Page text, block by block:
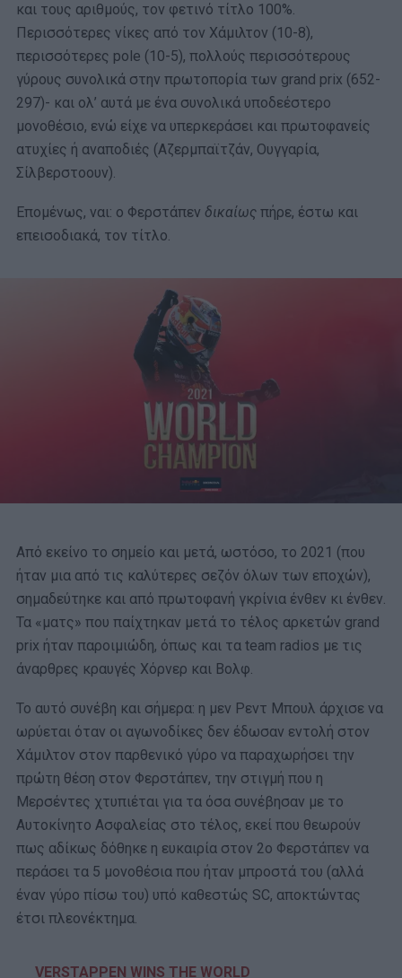
και τους αριθμούς, τον φετινό τίτλο 100%.
Περισσότερες νίκες από τον Χάμιλτον (10-8),
περισσότερες pole (10-5), πολλούς περισσότερους
γύρους συνολικά στην πρωτοπορία των grand prix (652-
297)- και ολ’ αυτά με ένα συνολικά υποδεέστερο
μονοθέσιο, ενώ είχε να υπερκεράσει και πρωτοφανείς
ατυχίες ή αναποδιές (Αζερμπαϊτζάν, Ουγγαρία,
Σίλβερστοουν).
Επομένως, ναι: ο Φερστάπεν δικαίως πήρε, έστω και
επεισοδιακά, τον τίτλο.
Από εκείνο το σημείο και μετά, ωστόσο, το 2021 (που
ήταν μια από τις καλύτερες σεζόν όλων των εποχών),
σημαδεύτηκε και από πρωτοφανή γκρίνια ένθεν κι ένθεν.
Τα «ματς» που παίχτηκαν μετά το τέλος αρκετών grand
prix ήταν παροιμιώδη, όπως και τα team radios με τις
άναρθρες κραυγές Χόρνερ και Βολφ.
Το αυτό συνέβη και σήμερα: η μεν Ρεντ Μπουλ άρχισε να
ωρύεται όταν οι αγωνοδίκες δεν έδωσαν εντολή στον
Χάμιλτον στον παρθενικό γύρο να παραχωρήσει την
πρώτη θέση στον Φερστάπεν, την στιγμή που η
Μερσέντες χτυπιέται για τα όσα συνέβησαν με το
Αυτοκίνητο Ασφαλείας στο τέλος, εκεί που θεωρούν
πως αδίκως δόθηκε η ευκαιρία στον 2ο Φερστάπεν να
περάσει τα 5 μονοθέσια που ήταν μπροστά του (αλλά
έναν γύρο πίσω του) υπό καθεστώς SC, αποκτώντας
έτσι πλεονέκτημα.
VERSTAPPEN WINS THE WORLD